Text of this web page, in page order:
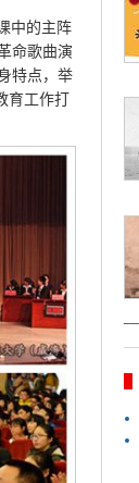
中的主阵
命歌曲演
特点，举
育工作打